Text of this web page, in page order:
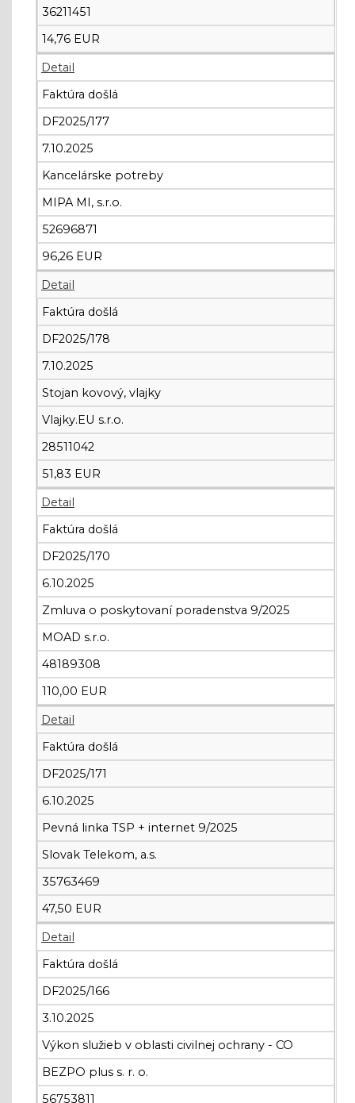
36211451
14,76 EUR
Detail
Faktúra došlá
DF2025/177
7.10.2025
Kancelárske potreby
MIPA MI, s.r.o.
52696871
96,26 EUR
Detail
Faktúra došlá
DF2025/178
7.10.2025
Stojan kovový, vlajky
Vlajky.EU s.r.o.
28511042
51,83 EUR
Detail
Faktúra došlá
DF2025/170
6.10.2025
Zmluva o poskytovaní poradenstva 9/2025
MOAD s.r.o.
48189308
110,00 EUR
Detail
Faktúra došlá
DF2025/171
6.10.2025
Pevná linka TSP + internet 9/2025
Slovak Telekom, a.s.
35763469
47,50 EUR
Detail
Faktúra došlá
DF2025/166
3.10.2025
Výkon služieb v oblasti civilnej ochrany - CO
BEZPO plus s. r. o.
56753811